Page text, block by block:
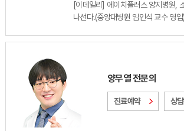
[이데일리] 에이치플러스 양지병원,
나선다.(중앙대병원 임인석 교수 영입)
양무열 전문의
진료예약 상담